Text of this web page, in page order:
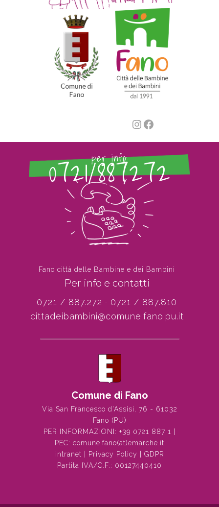
Instagram
Facebook
per info:
0721/887272
Fano città delle Bambine e dei Bambini
Per info e contatti
0721 / 887.272 - 0721 / 887.810
cittadeibambini@comune.fano.pu.it
Comune di Fano
Via San Francesco d'Assisi, 76 - 61032
Fano (PU)
PER INFORMAZIONI: +39 0721 887 1
PEC: comune.fano(at)emarche.it
intranet
Privacy Policy
GDPR
Partita IVA/C.F.: 00127440410